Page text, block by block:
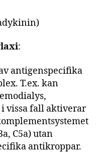
:
antigenspecifika
T.ex. kan
vissa fall aktiverar
C5a) utan
antikroppar.